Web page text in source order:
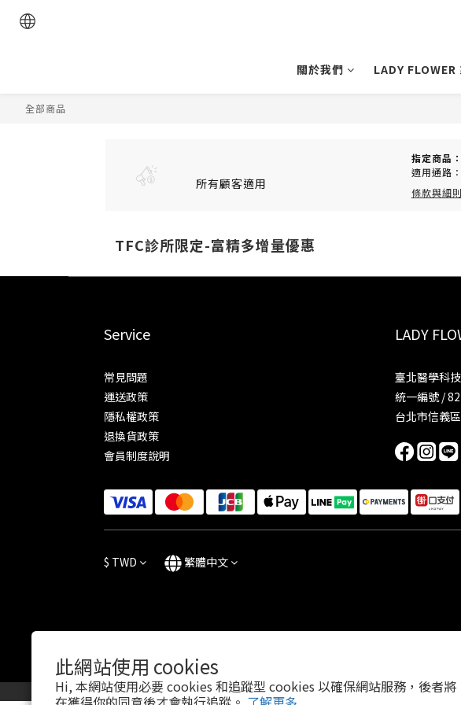
此網站使用 cookies
Hi, 本網站使用必要 cookies 和追蹤型 cookies 以確保網站服務，後者將
關於我們 LADY FLOWER
全部商品
所有顧客適用
指定商品
適用通路：
條款與細則
TFC診所限定-富精多增量優惠
Service
常見問題
運送政策
隱私權政策
退換貨政策
會員制度說明
LADY
臺北醫學科
統一編號 /
台北市信義
$ TWD 繁體中文